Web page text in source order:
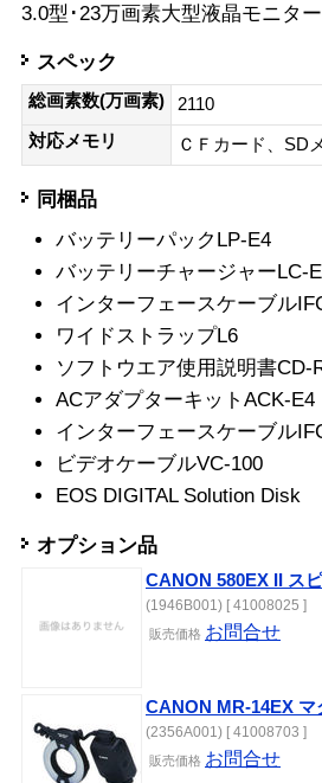
3.0型･23万画素大型液晶モニタ
スペック
総画素数(万画素)
2110
対応メモリ
ＣＦカード、SD
同梱品
バッテリーパックLP-E4
バッテリーチャージャーLC-
インターフェースケーブル
ワイドストラップL6
ソフトウエア使用説明書CD-
ACアダプターキットACK-E4
インターフェースケーブル
ビデオケーブルVC-100
EOS DIGITAL Solution Disk
オプション品
CANON 580EX II ス
(1946B001) [ 41008025 ]
販売価格 お問合せ
CANON MR-14EX マ
(2356A001) [ 41008703 ]
販売価格 お問合せ